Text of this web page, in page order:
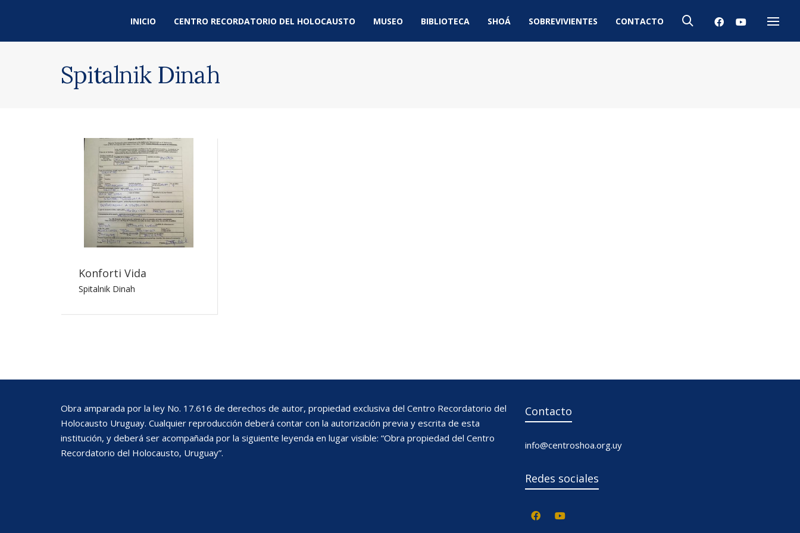
INICIO CENTRO RECORDATORIO DEL HOLOCAUSTO MUSEO BIBLIOTECA SHOÁ SOBREVIVIENTES CONTACTO
Menú
Spitalnik Dinah
Konforti Vida
Spitalnik Dinah
Obra amparada por la ley No. 17.616 de derechos de autor, propiedad exclusiva del Centro Recordatorio del
Holocausto Uruguay. Cualquier reproducción deberá contar con la autorización previa y escrita de esta
institución, y deberá ser acompañada por la siguiente leyenda en lugar visible: “Obra propiedad del Centro
Recordatorio del Holocausto, Uruguay”.
Contacto
info@centroshoa.org.uy
Redes sociales